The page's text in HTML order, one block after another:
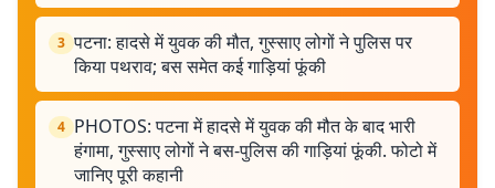
3 पटना: हादसे में युवक की मौत, गुस्साए लोगों ने पुलिस पर
किया पथराव; बस समेत कई गाड़ियां फूंकी
4 PHOTOS: पटना में हादसे में युवक की मौत के बाद भारी
हंगामा, गुस्साए लोगों ने बस-पुलिस की गाड़ियां फूंकी. फोटो में
जानिए पूरी कहानी